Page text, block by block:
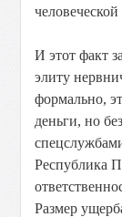
И этот факт
элиту
формально,
деньги, но
Республика
Размер